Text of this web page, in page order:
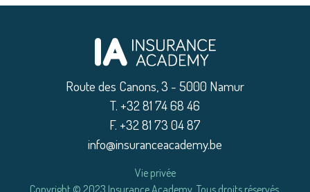
Route des Canons, 3 - 5000 Namur
|
T. +32 81 74 68 46
|
F. +32 81 73 04 87
|
info@insuranceacademy.be
Vie privée
|